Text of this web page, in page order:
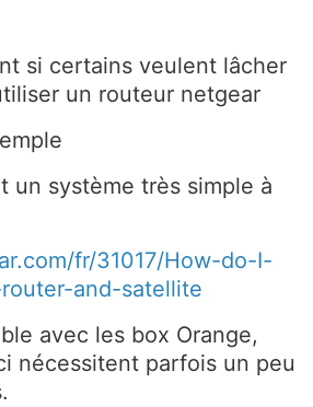
si certains veulent lâcher
un routeur netgear
un système très simple à
fr/31017/How-do-I-
and-satellite
avec les box Orange,
nécessitent parfois un peu